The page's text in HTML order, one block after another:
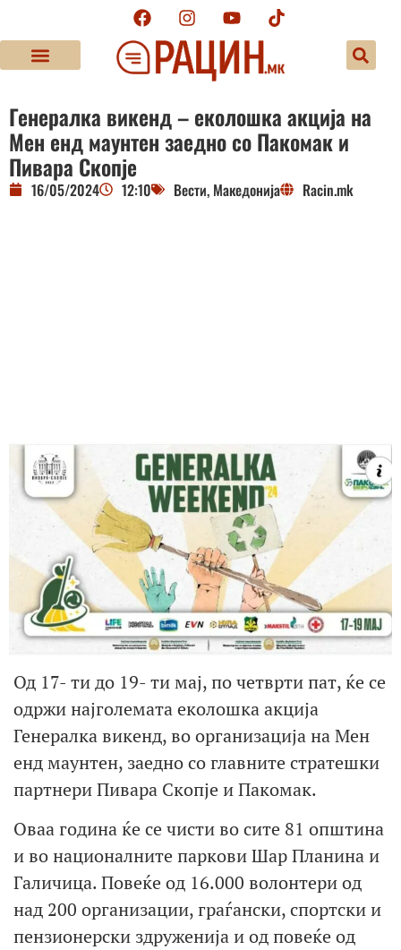
Генералка викенд – еколошка акција на
Мен енд маунтен заедно со Пакомак и
Пивара Скопје
16/05/2024 12:10 Вести, Македонија Racin.mk
Од 17- ти до 19- ти мај, по четврти пат, ќе се
одржи најголемата еколошка акција
Генералка викенд, во организација на Мен
енд маунтен, заедно со главните стратешки
партнери Пивара Скопје и Пакомак.
Оваа година ќе се чисти во сите 81 општина
и во националните паркови Шар Планина и
Галичица. Повеќе од 16.000 волонтери од
над 200 организации, граѓански, спортски и
пензионерски здруженија и од повеќе од